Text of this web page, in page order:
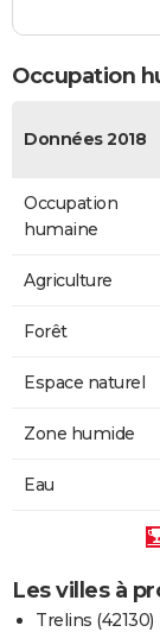
Occupation
Données 2018
Occupation
humaine
Agriculture
Forêt
Espace naturel
Zone humide
Eau
Les villes à
Trelins (42130)